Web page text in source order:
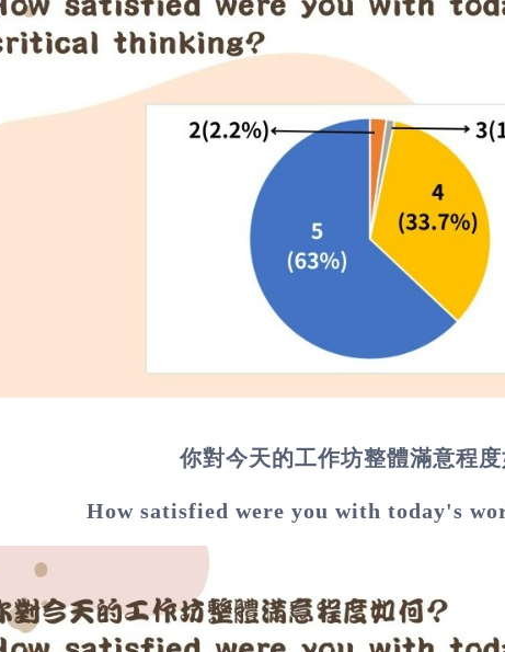
你對今天的工作坊整體滿意程度
How satisfied were you with today's